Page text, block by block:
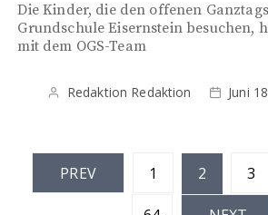
Die Kinder, die den offenen
Grundschule Eisernstein besuchen,
mit dem OGS-Team
Redaktion Redaktion Juni
PREV 1 2 3